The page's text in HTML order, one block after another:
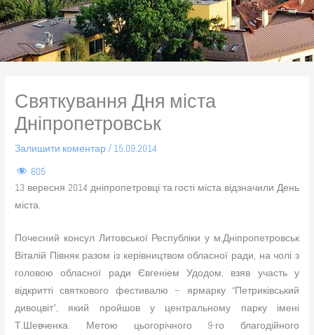
Святкування Дня міста
Дніпропетровськ
Залишити коментар/ 15.09.2014
605
13 вересня 2014 дніпропетровці та гості міста відзначили День
міста.
Почесний консул Литовської Республіки у м.Дніпропетровськ
Віталій Півняк разом із керівництвом обласної ради, на чолі з
головою обласної ради Євгеніем Удодом, взяв участь у
відкритті святкового фестивалю – ярмарку “Петриківський
дивоцвіт”, який пройшов у центральному парку імені
Т.Шевченка. Метою цьогорічного 9-го благодійного